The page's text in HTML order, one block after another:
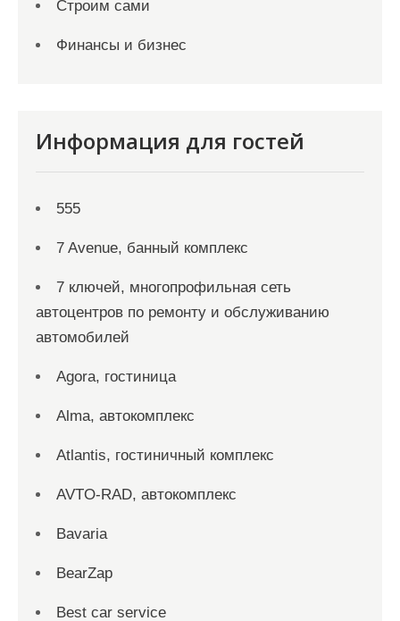
Строим сами
Финансы и бизнес
Информация для гостей
555
7 Avenue, банный комплекс
7 ключей, многопрофильная сеть
автоцентров по ремонту и обслуживанию
автомобилей
Agora, гостиница
Alma, автокомплекс
Atlantis, гостиничный комплекс
AVTO-RAD, автокомплекс
Bavaria
BearZap
Best car service